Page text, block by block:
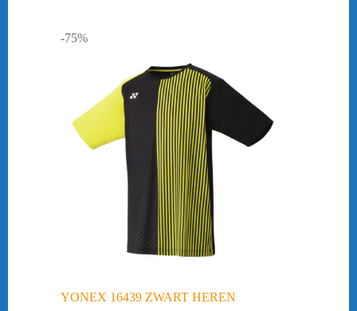
-75%
YONEX 16439 ZWART HEREN